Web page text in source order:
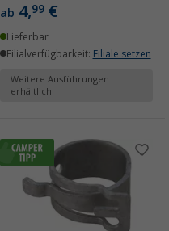
ab 4,99 €
Lieferbar
Filialverfügbarkeit: Filiale setzen
Weitere Ausführungen
erhältlich